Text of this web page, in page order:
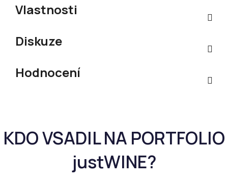
Vlastnosti
Diskuze
Hodnocení